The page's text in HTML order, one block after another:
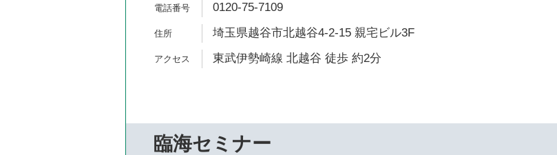
0120-75-7109
埼玉県越谷市北越谷4-2-15 親宅ビル3F
東武伊勢崎線 北越谷 徒歩 約2分
臨海セミナー